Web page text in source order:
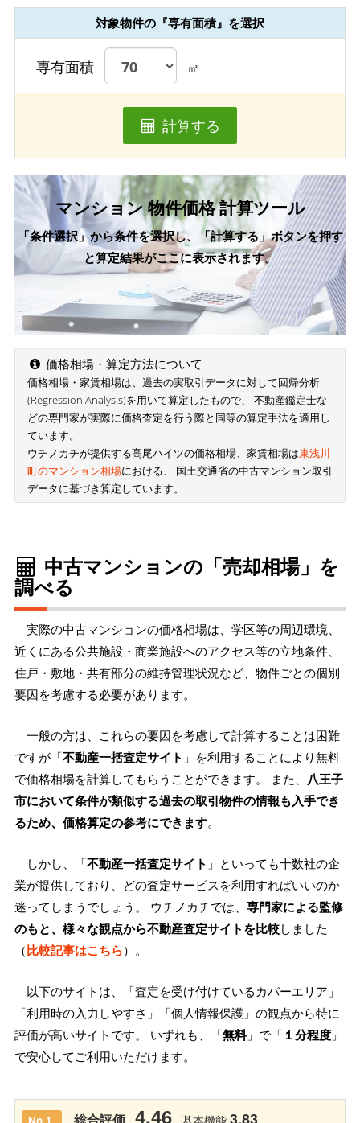
対象物件の『専有面積』を選択
専有面積 ㎡
計算する
マンション 物件価格 計算ツール
「条件選択」から条件を選択し、「計算する」ボタンを押す
と算定結果がここに表示されます。
価格相場・算定方法について
価格相場・家賃相場は、過去の実取引データに対して回帰分析
(Regression Analysis)を用いて算定したもので、 不動産鑑定士な
どの専門家が実際に価格査定を行う際と同等の算定手法を適用し
ています。
ウチノカチが提供する高尾ハイツの価格相場、家賃相場は東浅川
町のマンション相場における、 国土交通省の中古マンション取引
データに基づき算定しています。
中古マンションの「売却相場」を
調べる
実際の中古マンションの価格相場は、学区等の周辺環境、
近くにある公共施設・商業施設へのアクセス等の立地条件、
住戸・敷地・共有部分の維持管理状況など、物件ごとの個別
要因を考慮する必要があります。
一般の方は、これらの要因を考慮して計算することは困難
ですが「不動産一括査定サイト 」を利用することにより無料
で価格相場を計算してもらうことができます。 また、 八王子
市において条件が類似する過去の取引物件の情報も入手でき
るため、価格算定の参考にできます。
しかし、「不動産一括査定サイト 」といっても十数社の企
業が提供しており、どの査定サービスを利用すればいいのか
迷ってしまうでしょう。 ウチノカチでは、 専門家による監修
のもと、様々な観点から不動産査定サイトを比較しました
（比較記事はこちら）。
以下のサイトは、「査定を受け付けているカバーエリア」
「利用時の入力しやすさ」「個人情報保護」の観点から特に
評価が高いサイトです。 いずれも、「無料」で「 １分程度 」
で安心してご利用いただけます。